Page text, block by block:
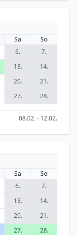
Sa
So
6.
7.
13.
14.
20.
21.
27. 28.
08.02. - 12.02.
Sa
So
6.
7.
13.
14.
20.
21.
27.
28.